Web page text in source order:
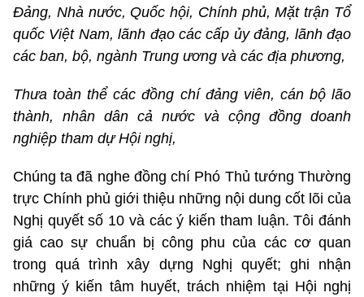
Đảng, Nhà nước, Quốc hội, Chính phủ, Mặt trận Tổ
quốc Việt Nam, lãnh đạo các cấp ủy đảng, lãnh đạo
các ban, bộ, ngành Trung ương và các địa phương,
Thưa toàn thể các đồng chí đảng viên, cán bộ lão
thành, nhân dân cả nước và cộng đồng doanh
nghiệp tham dự Hội nghị,
Chúng ta đã nghe đồng chí Phó Thủ tướng Thường
trực Chính phủ giới thiệu những nội dung cốt lõi của
Nghị quyết số 10 và các ý kiến tham luận. Tôi đánh
giá cao sự chuẩn bị công phu của các cơ quan
trong quá trình xây dựng Nghị quyết; ghi nhận
những ý kiến tâm huyết, trách nhiệm tại Hội nghị